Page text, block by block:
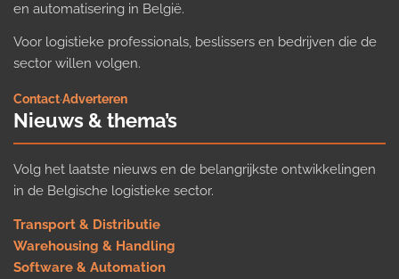
en automatisering in België.
Voor logistieke professionals, beslissers en bedrijven die de
sector willen volgen.
Contact·Adverteren
Nieuws & thema’s
Volg het laatste nieuws en de belangrijkste ontwikkelingen
in de Belgische logistieke sector.
Transport & Distributie
Warehousing & Handling
Software & Automation